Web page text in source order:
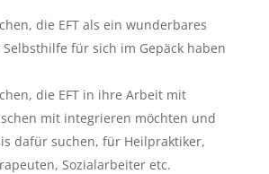
die EFT als ein wunderbares
für sich im Gepäck haben
die EFT in ihre Arbeit mit
mit integrieren möchten und
dafür suchen, für Heilpraktiker,
Sozialarbeiter etc.